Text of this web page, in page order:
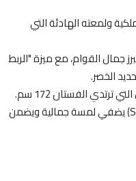
ولمعته الهادئة التي
القوام، مع ميزة "الربط
الخصر.
الفستان 172 سم.
نظام ربط خلفي (Sash Tie) يضفي لمسة جمالية ويضمن